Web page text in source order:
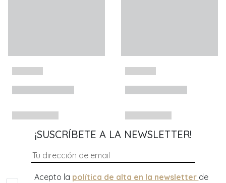
¡SUSCRÍBETE A LA NEWSLETTER!
Acepto la política de alta en la newsletter de